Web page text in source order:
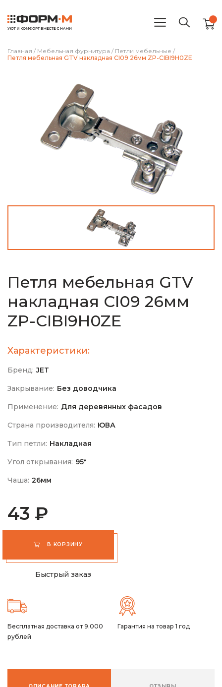
Главная / Мебельная фурнитура / Петли мебельные /
Петля мебельная GTV накладная CI09 26мм ZP-CIBI9H0ZE
Петля мебельная GTV
накладная CI09 26мм
ZP-CIBI9H0ZE
Характеристики:
Бренд: JET
Закрывание: Без доводчика
Применение: Для деревянных фасадов
Страна производителя: ЮВА
Тип петли: Накладная
Угол открывания: 95*
Чаша: 26мм
43 ₽
В КОРЗИНУ
Быстрый заказ
Бесплатная доставка от 9.000
рублей
Гарантия на товар 1 год